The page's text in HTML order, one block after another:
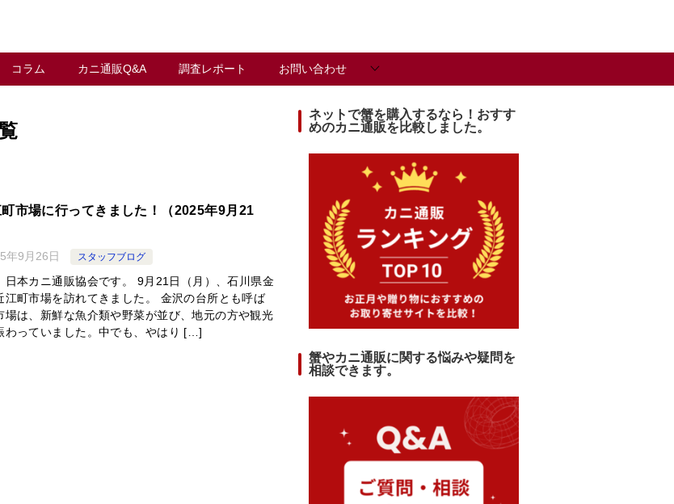
コラム カニ通販Q&A 調査レポート お問い合わせ
市場に行ってきました！（2025年9月21
年9月26日 スタッフブログ
日本カニ通販協会です。 9月21日（月）、石川県金
江町市場を訪れてきました。 金沢の台所とも呼ば
場は、新鮮な魚介類や野菜が並び、地元の方や観光
わっていました。中でも、やはり […]
ネットで蟹を購入するなら！おすす
めのカニ通販を比較しました。
蟹やカニ通販に関する悩みや疑問を
相談できます。